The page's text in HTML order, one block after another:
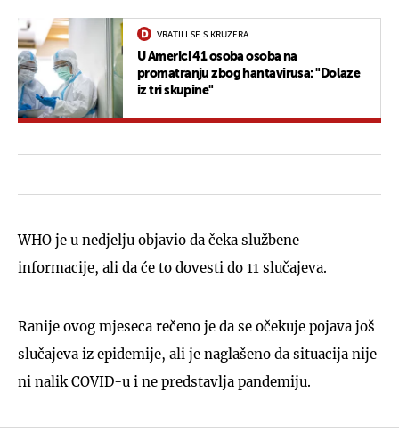
VRATILI SE S KRUZERA
U Americi 41 osoba osoba na
promatranju zbog hantavirusa: "Dolaze
iz tri skupine"
WHO je u nedjelju objavio da čeka službene
informacije, ali da će to dovesti do 11 slučajeva.
Ranije ovog mjeseca rečeno je da se očekuje pojava još
slučajeva iz epidemije, ali je naglašeno da situacija nije
ni nalik COVID-u i ne predstavlja pandemiju.